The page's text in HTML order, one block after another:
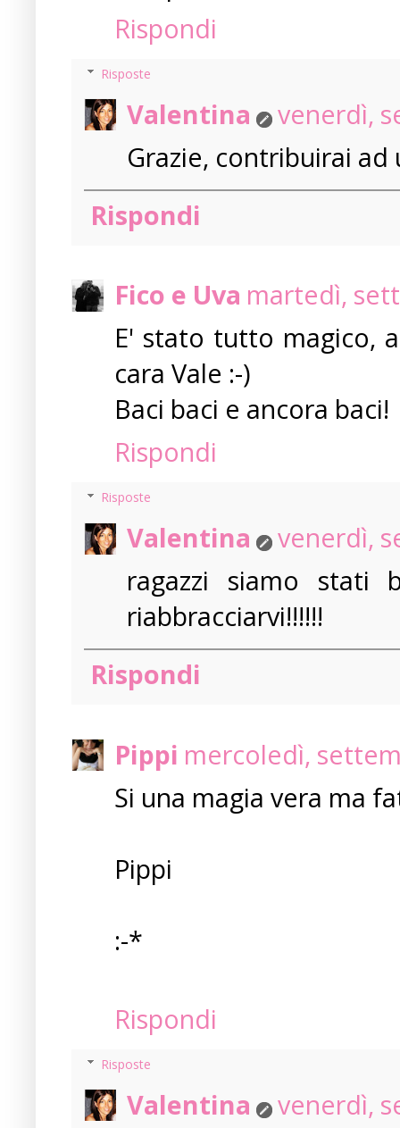
Rispondi
Risposte
Valentina
venerdì,
Grazie, contribuirai ad
Rispondi
Fico e Uva martedì,
E' stato tutto magico,
cara Vale :-)
Baci baci e ancora baci!
Rispondi
Risposte
Valentina
venerdì,
ragazzi siamo stati
riabbracciarvi!!!!!!
Rispondi
Pippi mercoledì,
Si una magia vera ma
Pippi
:-*
Rispondi
Risposte
Valentina
venerdì,